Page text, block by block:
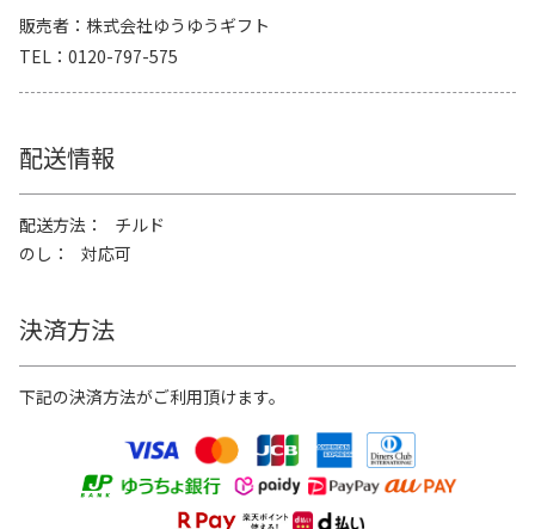
販売者
株式会社ゆうゆうギフト
TEL
0120-797-575
配送情報
配送方法
チルド
のし
対応可
決済方法
下記の決済方法がご利用頂けます。